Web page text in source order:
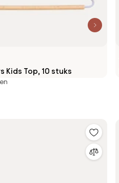
Kids Top, 10 stuks